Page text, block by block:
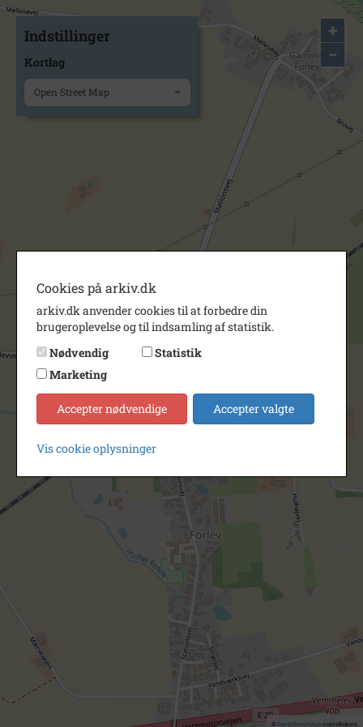
+
−
© OpenStreetMapcontributors.
Indstillinger
Kortlag
Open Street Map
Cookies på arkiv.dk
arkiv.dk anvender cookies til at forbedre din
brugeroplevelse og til indsamling af statistik.
Nødvendig
Statistik
Marketing
Accepter nødvendige Accepter valgte
Vis cookie oplysninger